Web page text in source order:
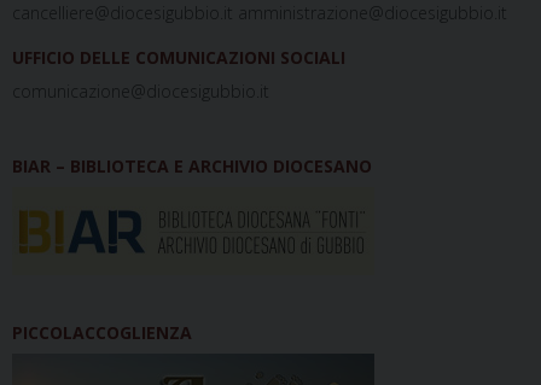
cancelliere@diocesigubbio.it amministrazione@diocesigubbio.it
UFFICIO DELLE COMUNICAZIONI SOCIALI
comunicazione@diocesigubbio.it
BIAR – BIBLIOTECA E ARCHIVIO DIOCESANO
PICCOLACCOGLIENZA